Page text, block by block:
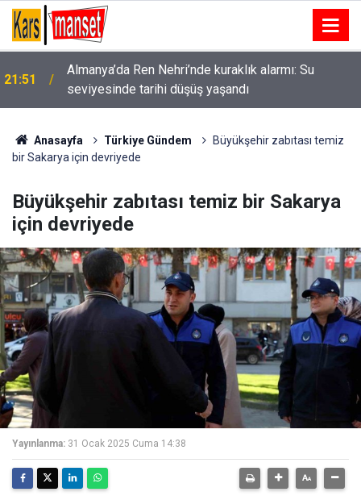
21:51
Almanya’da Ren Nehri’nde kuraklık alarmı: Su
seviyesinde tarihi düşüş yaşandı
21:47
Cumhurbaşkanı Erdoğan, yarın Suudi Arabistan’a
gidecek
Anasayfa Türkiye Gündem
Büyükşehir zabıtası temiz
bir Sakarya için devriyede
Büyükşehir zabıtası temiz bir Sakarya
için devriyede
Yayınlanma: 31 Ocak 2025 Cuma 14:38